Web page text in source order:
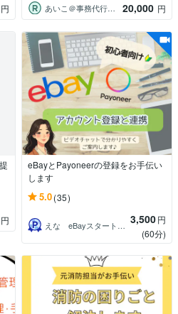
円 あいこ＠事務代行・営業アシスタント 20,000 円
円
eBayとPayoneerの登録をお手伝い
します
5.0(35)
えな eBayスタートサポーター 3,500円
(60分)